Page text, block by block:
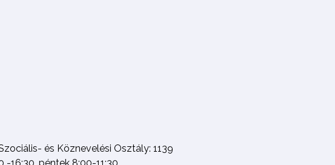
és Köznevelési Osztály: 1139